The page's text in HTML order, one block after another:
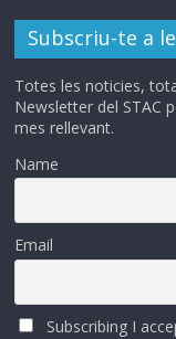
Subscriu-te a
Totes les noticies,
Newsletter del STAC
mes rellevant.
Name
Email
Subscribing I